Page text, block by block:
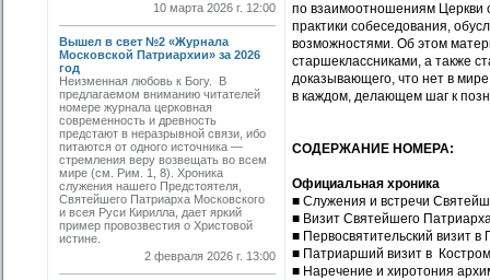
10 марта 2026 г. 12:00
Вышел в свет №2 «Журнала
Московской Патриархии» за 2026
год
Неизменная любовь к Богу. В
предлагаемом вниманию читателей
номере журнала церковная
современность и древность
предстают в неразрывной связи, ибо
питаются от одного источника —
стремления веру возвещать во всем
мире (см. Рим. 1, 8). Хроника
служения нашего Предстоятеля,
Святейшего Патриарха Московского
и всея Руси Кирилла, дает яркий
пример провозвестия о Христовой
истине.
2 февраля 2026 г. 13:00
по взаимоотношениям Церкви
практики собеседования,
возможностями. Об этом
старшеклассниками, а также
доказывающего, что нет в
в каждом, делающем шаг к
СОДЕРЖАНИЕ НОМЕРА:
Официальная хроника
■ Служения и встречи
■ Визит Святейшего
■ Первосвятительский визит
■ Патриарший визит в
■ Наречение и хиротония